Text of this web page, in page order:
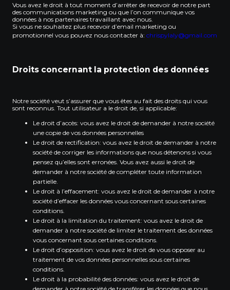
Vous avez le droit à tout moment d’arrêter de recevoir de notre part
des communications marketing ou que l’on communique vos
données à nos partenaires travaillant avec nous.
Si vous ne souhaitez plus recevoir d’email marketing ou
promotionnel vous pouvez nous contacter à: chrispylaly@gmail.com
Droits concernant la protection des données
Notre société veut s’assurer que vous êtes au fait des droits qui vous
sont reconnus. Tout utilisateur a le droit de, si applicable:
Le droit d’accès: vous avez le droit de demander à notre société
une copie de vos données personnelles
Le droit de rectification: vous avez le droit de demander à notre
société de corriger les informations que nous détenons si vous
pensez qu’elles sont erronées. Vous avez aussi le droit de
demander à notre société de compléter toute information
partielle.
Le droit à l’effacement: vous avez le droit de demander à notre
société d’effacer les données vous concernant sous certaines
conditions.
Le droit à la limitation du traitement: vous avez le droit de
demander à notre société de limiter le traitement des données
vous concernant sous certaines conditions.
Le droit d’opposition: vous avez le droit de vous opposer au
traitement de vos données personnelles sous certaines
conditions.
Le droit à la probabilité des données: vous avez le droit de